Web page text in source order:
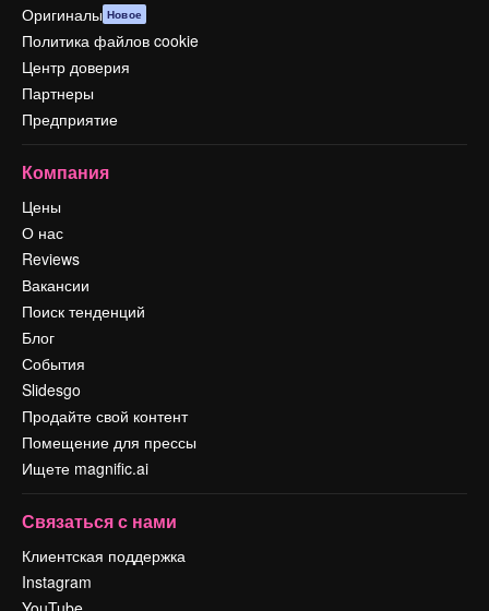
Оригиналы Новое
Политика файлов cookie
Центр доверия
Партнеры
Предприятие
Компания
Цены
О нас
Reviews
Вакансии
Поиск тенденций
Блог
События
Slidesgo
Продайте свой контент
Помещение для прессы
Ищете magnific.ai
Связаться с нами
Клиентская поддержка
Instagram